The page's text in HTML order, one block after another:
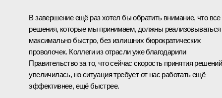
В завершение ещё раз хотел бы обратить внимание, что все
решения, которые мы принимаем, должны реализовываться
максимально быстро, без излишних бюрократических
проволочек. Коллеги из отрасли уже благодарили
Правительство за то, что сейчас скорость принятия решений
увеличилась, но ситуация требует от нас работать ещё
эффективнее, ещё быстрее.